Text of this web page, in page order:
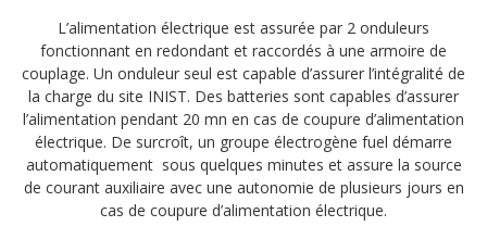
L’alimentation électrique est assurée par 2 onduleurs
fonctionnant en redondant et raccordés à une armoire de
couplage. Un onduleur seul est capable d’assurer l’intégralité de
la charge du site INIST. Des batteries sont capables d’assurer
l’alimentation pendant 20 mn en cas de coupure d’alimentation
électrique. De surcroît, un groupe électrogène fuel démarre
automatiquement sous quelques minutes et assure la source
de courant auxiliaire avec une autonomie de plusieurs jours en
cas de coupure d’alimentation électrique.